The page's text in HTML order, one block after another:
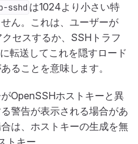
sshd は1024より小さい特
ん。これは、ユーザーが
セスするか、SSHトラフ
転送してこれを隠すロード
ることを意味します。
OpenSSHホストキーと異
警告が表示される場合があ
は、ホストキーの生成を無
トキー